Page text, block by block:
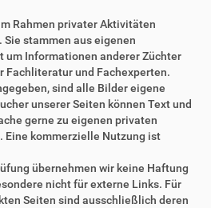
Rahmen privater Aktivitäten
stammen aus eigenen
um Informationen anderer Züchter
Fachliteratur und Fachexperten.
sind alle Bilder eigene
unserer Seiten können Text und
gerne zu eigenen privaten
Eine kommerzielle Nutzung ist
übernehmen wir keine Haftung
nicht für externe Links. Für
Seiten sind ausschließlich deren